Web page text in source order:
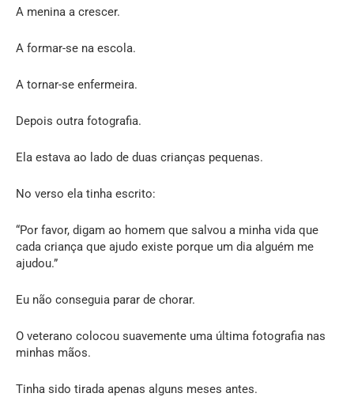
A menina a crescer.
A formar-se na escola.
A tornar-se enfermeira.
Depois outra fotografia.
Ela estava ao lado de duas crianças pequenas.
No verso ela tinha escrito:
“Por favor, digam ao homem que salvou a minha vida que
cada criança que ajudo existe porque um dia alguém me
ajudou.”
Eu não conseguia parar de chorar.
O veterano colocou suavemente uma última fotografia nas
minhas mãos.
Tinha sido tirada apenas alguns meses antes.